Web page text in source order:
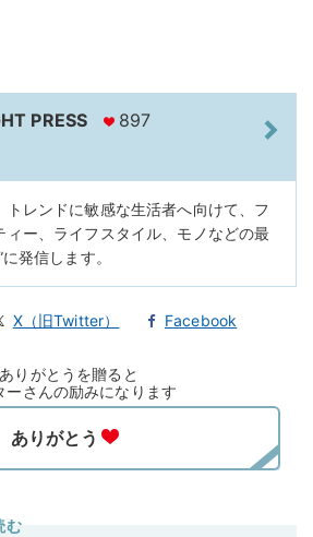
PRESS 897
トレンドに敏感な生活者へ向けて、フ
ィー、ライフスタイル、モノなどの最
発信します。
X（旧Twitter） Facebook
ありがとうを贈ると
ーさんの励みになります
む